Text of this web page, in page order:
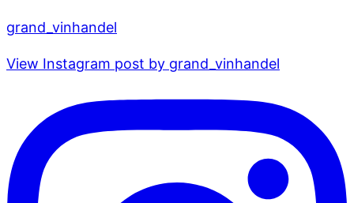
grand_vinhandel
View Instagram post by grand_vinhandel